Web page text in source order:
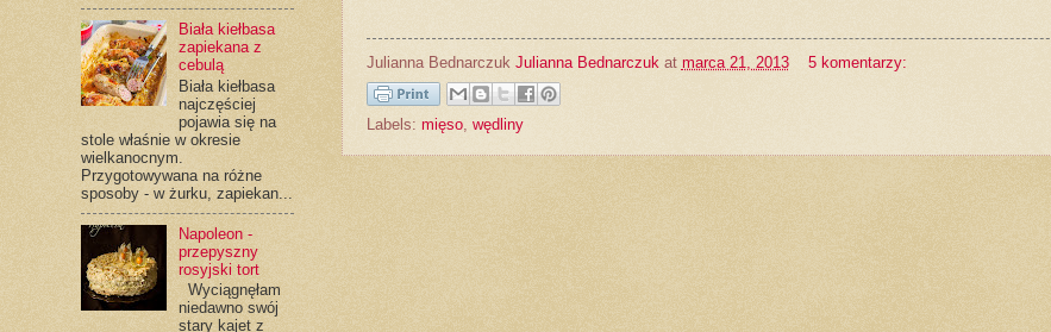
Julianna Bednarczuk Julianna Bednarczuk at marca 21, 2013 5 komentarzy:
Labels: mięso, wędliny
Biała kiełbasa
zapiekana z
cebulą
Biała kiełbasa
najczęściej
pojawia się na
stole właśnie w okresie
wielkanocnym.
Przygotowywana na różne
sposoby - w żurku, zapiekan...
Napoleon -
przepyszny
rosyjski tort
Wyciągnęłam
niedawno swój
stary kajet z